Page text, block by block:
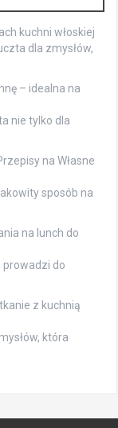
kuchni włoskiej
dla zmysłów,
– idealna na
nie tylko dla
na Własne
sposób na
na lunch do
prowadzi do
z kuchnią
która